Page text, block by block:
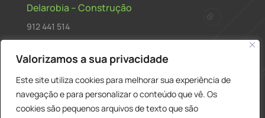
Valorizamos a sua privacidade
Este site utiliza cookies para melhorar sua experiência de
navegação e para personalizar o conteúdo que vê. Os
cookies são pequenos arquivos de texto que são
Delarobia – Construção
912 441 514
R. António Andrade, 1171
2820-287 • Charneca de Caparica
Products